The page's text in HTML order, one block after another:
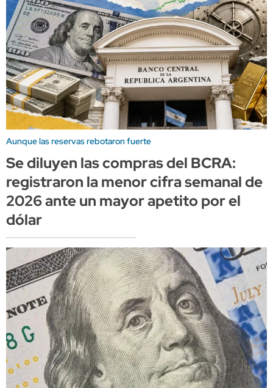
Aunque las reservas rebotaron fuerte
Se diluyen las compras del BCRA:
registraron la menor cifra semanal de
2026 ante un mayor apetito por el
dólar